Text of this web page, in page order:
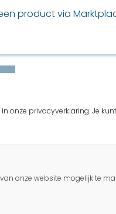
product via
onze privacyverklaring. Je
onze website mogelijk te